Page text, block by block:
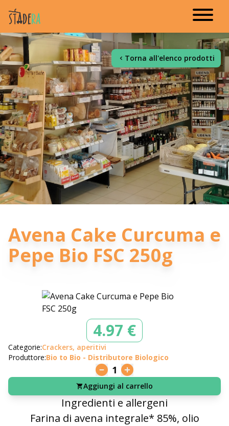
Torna all'elenco prodotti
Avena Cake Curcuma e
Pepe Bio FSC 250g
4.97 €
Categorie:Crackers, aperitivi
Produttore:Bio to Bio - Distributore Biologico
1
Aggiungi al carrello
Ingredienti e allergeni
Farina di avena integrale* 85%, olio